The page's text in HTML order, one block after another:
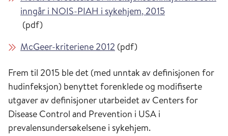
inngår i NOIS-PIAH i sykehjem, 2015
(pdf)
McGeer-kriteriene 2012 (pdf)
Frem til 2015 ble det (med unntak av definisjonen for
hudinfeksjon) benyttet forenklede og modifiserte
utgaver av definisjoner utarbeidet av Centers for
Disease Control and Prevention i USA i
prevalensundersøkelsene i sykehjem.